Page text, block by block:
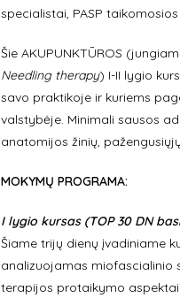
specialistai, PASP
Šie AKUPUNKTŪROS
Needling therapy) I-II lygio
savo praktikoje ir kuriems
valstybėje. Minimali sausos
anatomijos žinių,
MOKYMŲ PROGRAMA:
I lygio kursas (TOP 30 DN
Šiame trijų dienų įvadiniame
analizuojamas miofascialinio
terapijos protaikymo